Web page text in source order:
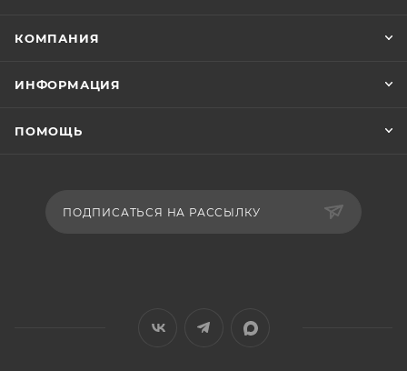
КОМПАНИЯ
ИНФОРМАЦИЯ
ПОМОЩЬ
ПОДПИСАТЬСЯ НА РАССЫЛКУ